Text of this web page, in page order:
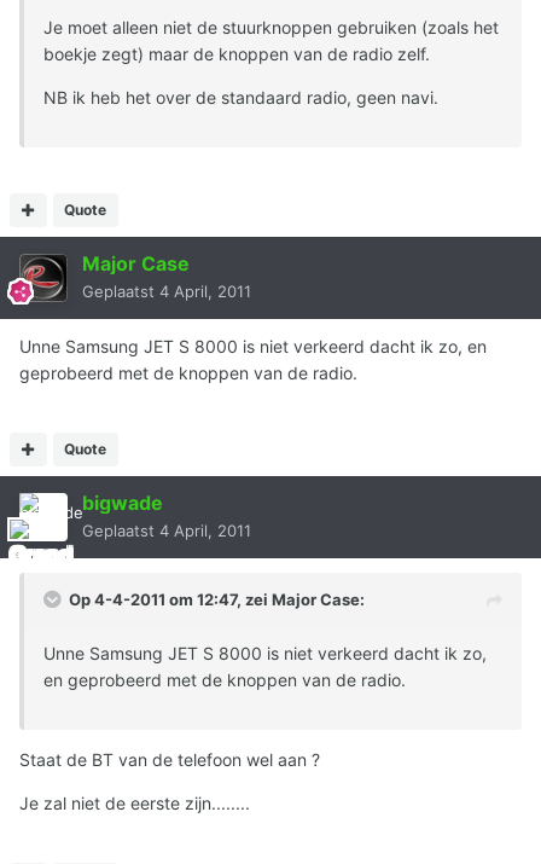
Je moet alleen niet de stuurknoppen gebruiken (zoals het
boekje zegt) maar de knoppen van de radio zelf.
NB ik heb het over de standaard radio, geen navi.
Quote
Major Case
Geplaatst 4 April, 2011
Unne Samsung JET S 8000 is niet verkeerd dacht ik zo, en
geprobeerd met de knoppen van de radio.
Quote
bigwade
Geplaatst 4 April, 2011
Op 4-4-2011 om 12:47, zei Major Case:
Unne Samsung JET S 8000 is niet verkeerd dacht ik zo,
en geprobeerd met de knoppen van de radio.
Staat de BT van de telefoon wel aan ?
Je zal niet de eerste zijn........